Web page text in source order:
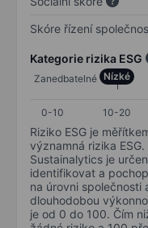
Skóre řízení
Kategorie rizika ESG
Zanedbatelné Nízké
0-10
10-20
Riziko ESG je
významná rizika
Sustainalytics je
identifikovat a
na úrovni společnosti
dlouhodobou
je od 0 do 100. Čím